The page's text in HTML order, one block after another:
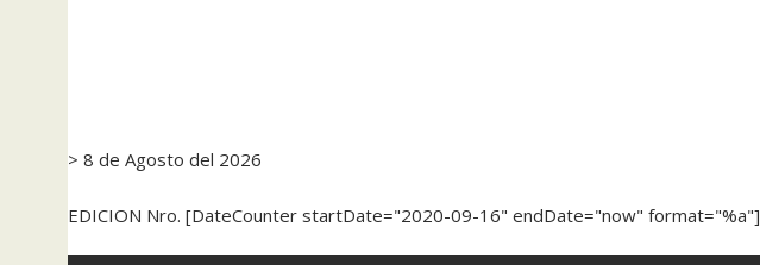
> 8 de Agosto del 2026
EDICION Nro. [DateCounter startDate="2020-09-16" endDate="now" format="%a"]